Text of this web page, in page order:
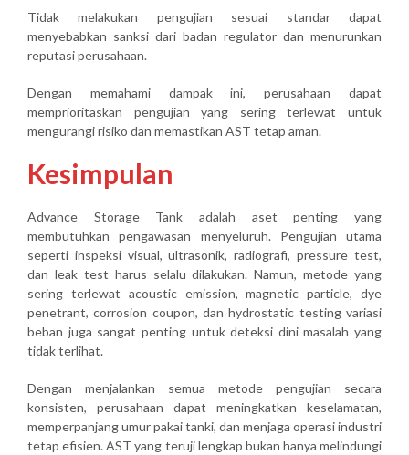
Tidak melakukan pengujian sesuai standar dapat
menyebabkan sanksi dari badan regulator dan menurunkan
reputasi perusahaan.
Dengan memahami dampak ini, perusahaan dapat
memprioritaskan pengujian yang sering terlewat untuk
mengurangi risiko dan memastikan AST tetap aman.
Kesimpulan
Advance Storage Tank adalah aset penting yang
membutuhkan pengawasan menyeluruh. Pengujian utama
seperti inspeksi visual, ultrasonik, radiografi, pressure test,
dan leak test harus selalu dilakukan. Namun, metode yang
sering terlewat acoustic emission, magnetic particle, dye
penetrant, corrosion coupon, dan hydrostatic testing variasi
beban juga sangat penting untuk deteksi dini masalah yang
tidak terlihat.
Dengan menjalankan semua metode pengujian secara
konsisten, perusahaan dapat meningkatkan keselamatan,
memperpanjang umur pakai tanki, dan menjaga operasi industri
tetap efisien. AST yang teruji lengkap bukan hanya melindungi